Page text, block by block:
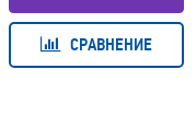
СРАВНЕНИЕ